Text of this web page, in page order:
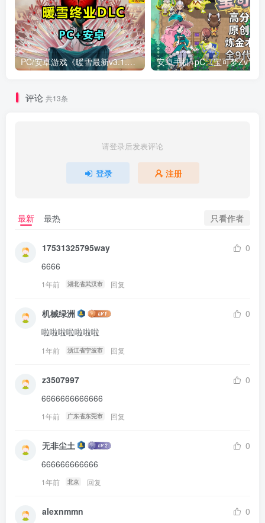
PC/安卓游戏《暖雪最新v3.1.0.1》终业DLC整合版！
评论 共13条
请登录后发表评论
登录 注册
最新 最热 只看作者
17531325795way
0
6666
1年前 湖北省武汉市 回复
机械绿洲
0
啦啦啦啦啦啦啦
1年前 浙江省宁波市 回复
z3507997
0
6666666666666
1年前 广东省东莞市 回复
无非尘土
0
666666666666
1年前 北京 回复
alexnmmn
0